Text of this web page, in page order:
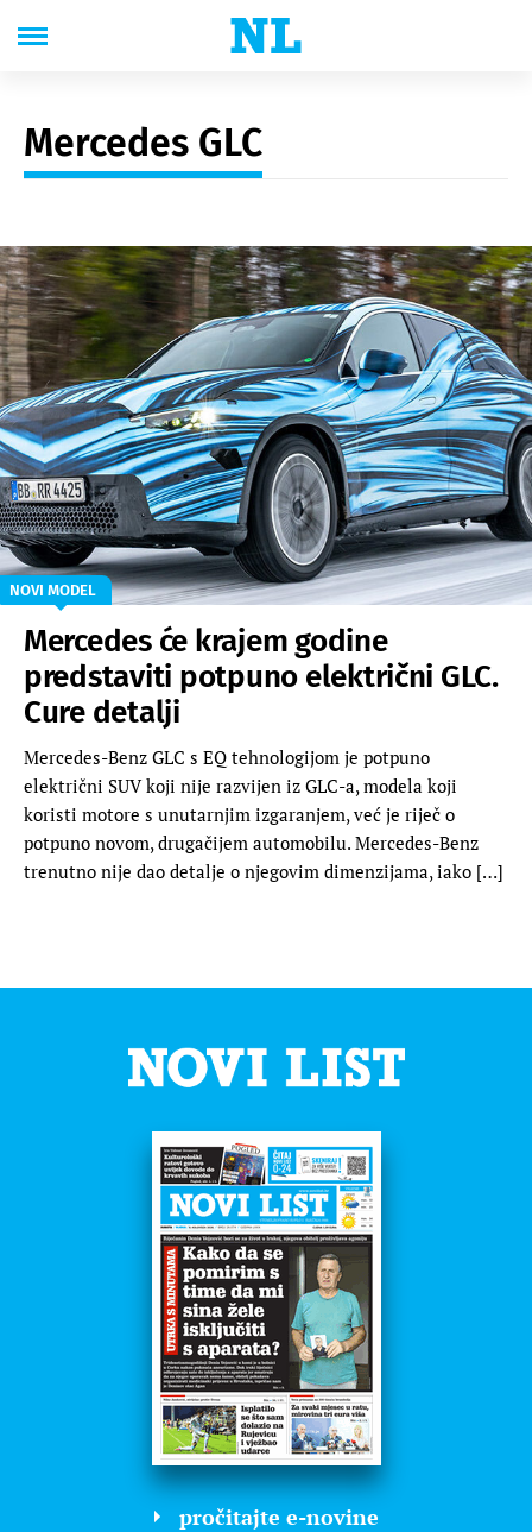
Mercedes GLC
NOVI MODEL
Mercedes će krajem godine
predstaviti potpuno električni GLC.
Cure detalji
Mercedes-Benz GLC s EQ tehnologijom je potpuno
električni SUV koji nije razvijen iz GLC-a, modela koji
koristi motore s unutarnjim izgaranjem, već je riječ o
potpuno novom, drugačijem automobilu. Mercedes-Benz
trenutno nije dao detalje o njegovim dimenzijama, iako […]
pročitajte e-novine